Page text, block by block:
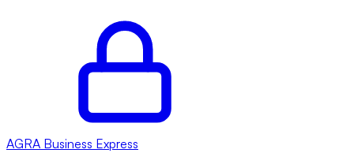
AGRA Business Express